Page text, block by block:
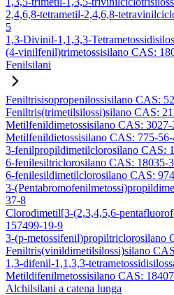
2,4,6,8-tetrametil-2,4,6,8-
5
1,3-Divinil-1,1,3,3-
(4-vinilfenil)trimetossisilano CAS:
Fenilsilani
Feniltrisisopropenilossisilano CAS:
Feniltris(trimetilsilossi)silano CAS:
Metilfenildimetossisilano CAS: 3027-
Metilfenildietossisilano CAS: 775-
3-fenilpropildimetilclorosilano CAS:
6-fenilesiltriclorosilano CAS: 18035-
6-fenilesildimetilclorosilano CAS:
3-
37-8
Clorodimetil[3-(2,3,4,5,6-
157499-19-9
3-(p-metossifenil)propiltriclorosilano
Feniltris(vinildimetilsilossi)silano
1,3-difenil-1,1,3,3-
Metildifenilmetossisilano CAS:
Alchilsilani a catena lunga